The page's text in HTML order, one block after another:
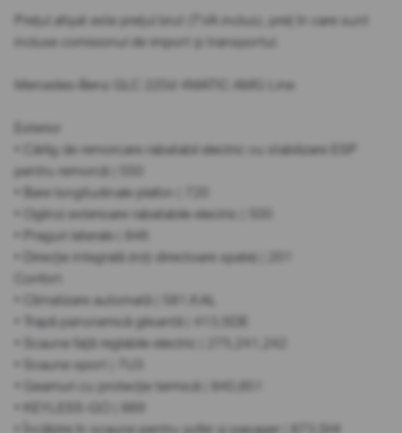
Prețul afișat este prețul brut (TVA inclus), preț în care sunt
incluse comisionul de import și transportul.
Mercedes-Benz GLC 220d 4MATIC AMG Line
Exterior
• Cârlig de remorcare rabatabil electric cu stabilizare ESP
pentru remorcă | 550
• Bare longitudinale plafon | 720
• Oglinzi exterioare rabatabile electric | 500
• Praguri laterale | 846
• Direcție integrală (roți directoare spate) | 201
Confort
• Climatizare automată | 581,KAL
• Trapă panoramică glisantă | 413,SDE
• Scaune față reglabile electric | 275,241,242
• Scaune sport | 7U3
• Geamuri cu protecție termică | 840,851
• Încălzire în scaune pentru șofer și pasager | 873,SHI